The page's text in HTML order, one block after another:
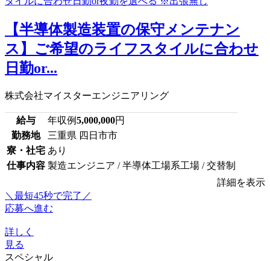
【半導体製造装置の保守メンテナン
ス】ご希望のライフスタイルに合わせ
日勤or...
株式会社マイスターエンジニアリング
給与 年収例5,000,000円
勤務地
三重県 四日市市
寮・社宅 あり
仕事内容 製造エンジニア / 半導体工場系工場 / 交替制
詳細を表示
＼最短45秒で完了／
応募へ進む
詳しく
見る
スペシャル